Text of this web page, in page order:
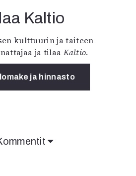
Kaltio
kulttuurin ja taiteen
ja tilaa Kaltio.
ja hinnasto